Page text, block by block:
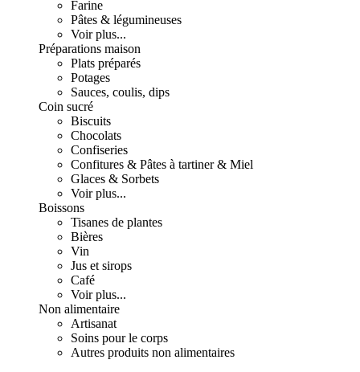
Farine
Pâtes & légumineuses
Voir plus...
Préparations maison
Plats préparés
Potages
Sauces, coulis, dips
Coin sucré
Biscuits
Chocolats
Confiseries
Confitures & Pâtes à tartiner & Miel
Glaces & Sorbets
Voir plus...
Boissons
Tisanes de plantes
Bières
Vin
Jus et sirops
Café
Voir plus...
Non alimentaire
Artisanat
Soins pour le corps
Autres produits non alimentaires